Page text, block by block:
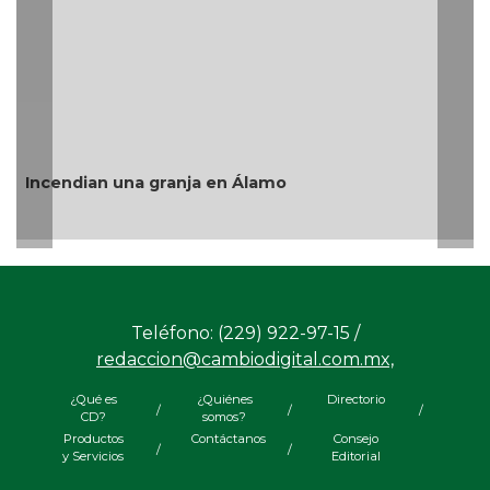
en Álamo
Teléfono: (229) 922-97-15 /
redaccion@cambiodigital.com.mx,
¿Qué es
CD?
/
¿Quiénes
somos?
/
Directorio
/
Productos
y Servicios
/
Contáctanos
/
Consejo
Editorial